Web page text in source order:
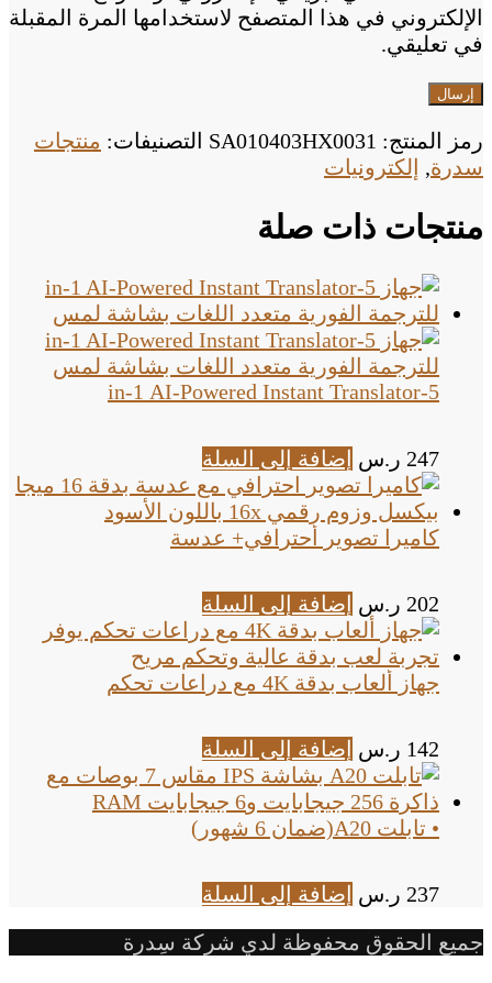
الإلكتروني في هذا المتصفح لاستخدامها المرة المقبلة
في تعليقي.
رمز المنتج: SA010403HX0031 التصنيفات: منتجات
سدرة, إلكترونيات
منتجات ذات صلة
5-in-1 AI-Powered Instant Translator
247 ر.س إضافة إلى السلة
كاميرا تصوير أحترافي+ عدسة
202 ر.س إضافة إلى السلة
جهاز ألعاب بدقة 4K مع دراعات تحكم
142 ر.س إضافة إلى السلة
• تابلت A20(ضمان 6 شهور)
237 ر.س إضافة إلى السلة
جميع الحقوق محفوظة لدي شركة سِدرة